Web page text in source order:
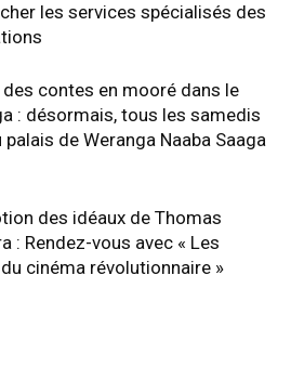
les services spécialisés des
des contes en mooré dans le
: désormais, tous les samedis
palais de Weranga Naaba Saaga
des idéaux de Thomas
: Rendez-vous avec « Les
cinéma révolutionnaire »